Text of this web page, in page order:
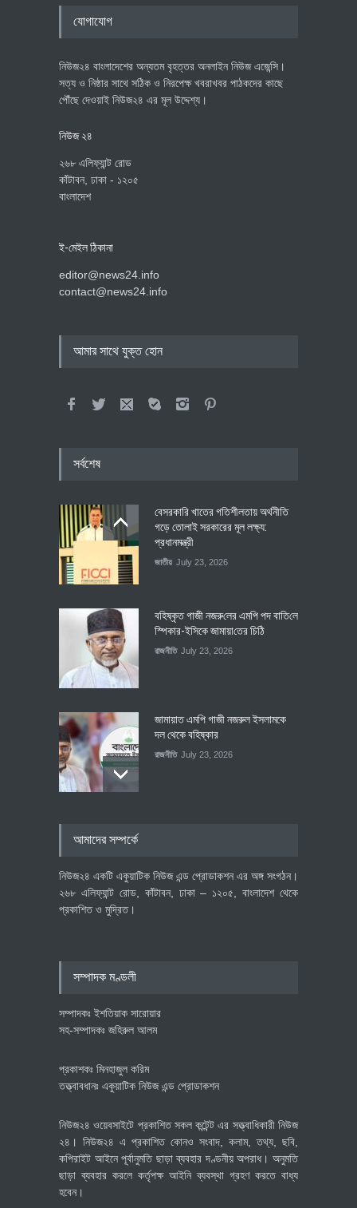
যোগাযোগ
নিউজ২৪ বাংলাদেশের অন্যতম বৃহত্তর অনলাইন নিউজ এজেন্সি।
সত্য ও নিষ্ঠার সাথে সঠিক ও নিরপেক্ষ খবরাখবর পাঠকদের কাছে
পৌঁছে দেওয়াই নিউজ২৪ এর মূল উদ্দেশ্য।
নিউজ ২৪
২৬৮ এলিফ্যান্ট রোড
কাঁটাবন, ঢাকা - ১২০৫
বাংলাদেশ
ই-মেইল ঠিকানা
editor@news24.info
contact@news24.info
আমার সাথে যুক্ত হোন
সর্বশেষ
বেসরকারি খাতের গতিশীলতায় অর্থনীতি
গড়ে তোলাই সরকারের মূল লক্ষ্য:
প্রধানমন্ত্রী
জাতীয় July 23, 2026
বহিষ্কৃত গাজী নজরু‌লের এম‌পি পদ বা‌তি‌লে
স্পিকার-ইসিকে জামায়া‌তের চি‌ঠি
রাজনীতি July 23, 2026
জামায়াত এমপি গাজী নজরুল ইসলামকে
দল থেকে বহিষ্কার
রাজনীতি July 23, 2026
আমাদের সম্পর্কে
নিউজ২৪ একটি একুয়াটিক নিউজ এন্ড প্রোডাকশন এর অঙ্গ সংগঠন।
২৬৮ এলিফ্যান্ট রোড, কাঁটাবন, ঢাকা – ১২০৫, বাংলাদেশ থেকে
প্রকাশিত ও মুদ্রিত।
সম্পাদক মণ্ডলী
সম্পাদকঃ ইশতিয়াক সারোয়ার
সহ-সম্পাদকঃ জহিরুল আলম
প্রকাশকঃ মিনহাজুল করিম
তত্ত্বাবধানঃ একুয়াটিক নিউজ এন্ড প্রোডাকশন
নিউজ২৪ ওয়েবসাইটে প্রকাশিত সকল কন্টেন্ট এর সত্ত্বাধিকারী নিউজ
২৪। নিউজ২৪ এ প্রকাশিত কোনও সংবাদ, কলাম, তথ্য, ছবি,
কপিরাইট আইনে পূর্বানুমতি ছাড়া ব্যবহার দণ্ডনীয় অপরাধ। অনুমতি
ছাড়া ব্যবহার করলে কর্তৃপক্ষ আইনি ব্যবস্থা গ্রহণ করতে বাধ্য
হবেন।